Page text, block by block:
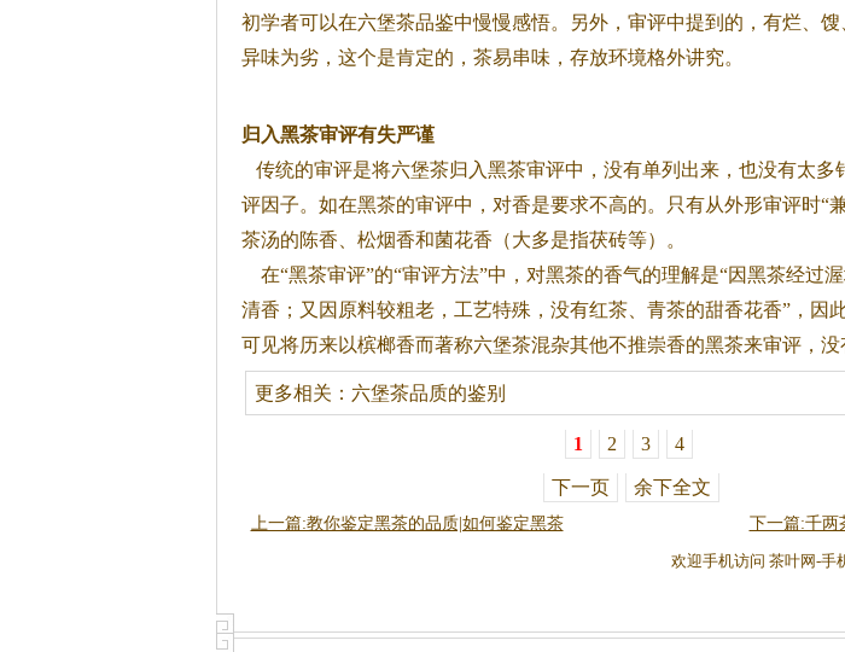
初学者可以在六堡茶品鉴中慢慢感悟。另外，审评中提到的，有烂、
异味为劣，这个是肯定的， 茶易串味，存放环境格外讲究。
归入黑茶审评有失严谨
传统的审评是将六堡茶归入黑茶审评中，没有单列出来，也没有太多
评因子。如在黑茶的审评中，对香是要求不高的。只有从外形审评时“
茶汤的陈香、松烟香和菌花香（大多是指茯砖等）。
在“黑茶审评”的“审评方法”中，对黑茶的香气的理解是“因黑茶经过
清香；又因原料较粗老，工艺特殊，没有红茶、青茶的甜香花香”，因
可见将历来以槟榔香而著称六堡茶混杂其他不推崇香的黑茶来审评，没
更多相关： 六堡茶品质的鉴别
1 2 3
4
下一页
余下全文
上一篇:教你鉴定黑茶的品质|如何鉴定黑茶 下一篇:千两
欢迎手机访问 茶叶网-手